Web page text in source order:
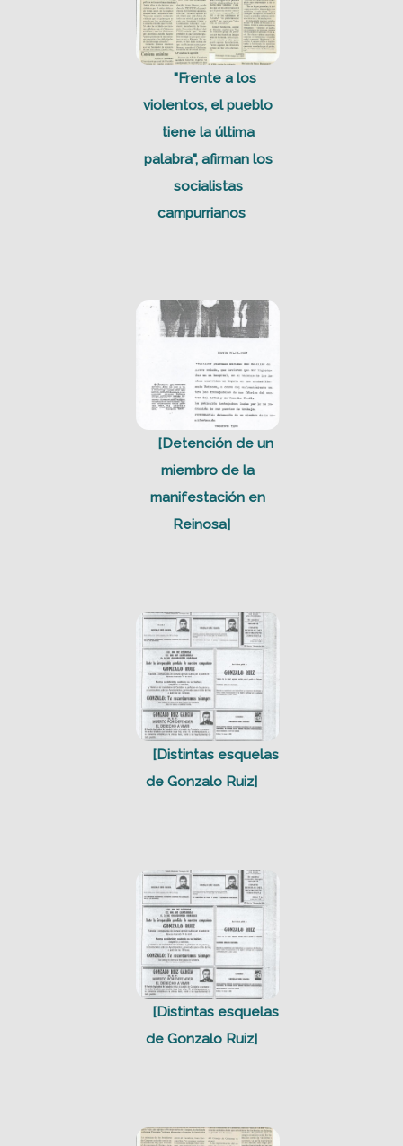
"Frente a los
violentos, el pueblo
tiene la última
palabra", afirman los
socialistas
campurrianos
[Detención de un
miembro de la
manifestación en
Reinosa]
[Distintas esquelas
de Gonzalo Ruiz]
[Distintas esquelas
de Gonzalo Ruiz]